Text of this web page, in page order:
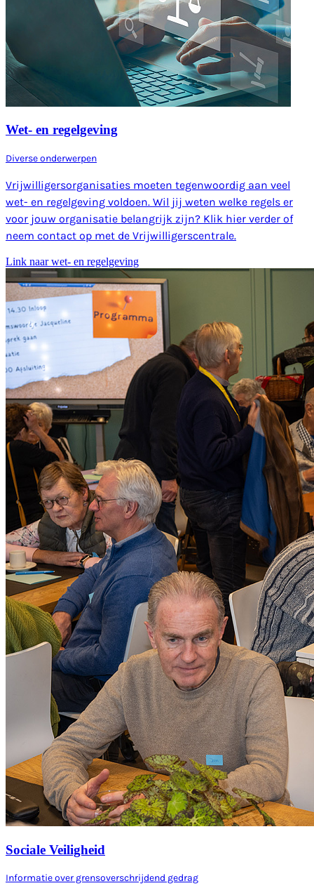
Wet- en regelgeving
Diverse onderwerpen
Vrijwilligersorganisaties moeten tegenwoordig aan veel
wet- en regelgeving voldoen. Wil jij weten welke regels er
voor jouw organisatie belangrijk zijn? Klik hier verder of
neem contact op met de Vrijwilligerscentrale.
Link naar wet- en regelgeving
Sociale Veiligheid
Informatie over grensoverschrijdend gedrag